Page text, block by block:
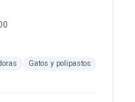
Gatos y polipastos